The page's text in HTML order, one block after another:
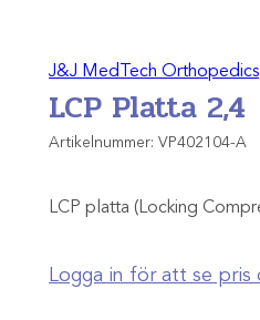
J&J MedTech Orthopedics
LCP Platta 2,4
Artikelnummer: VP402104-A
LCP platta (Locking
Logga in för att se